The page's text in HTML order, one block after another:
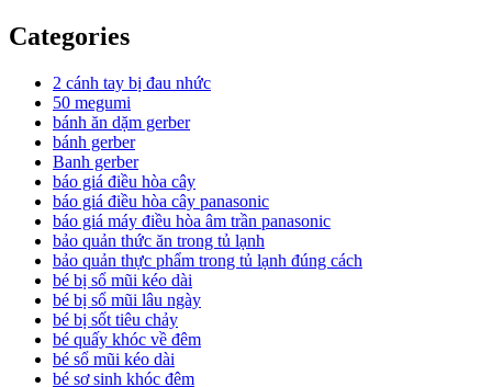
Categories
2 cánh tay bị đau nhức
50 megumi
bánh ăn dặm gerber
bánh gerber
Banh gerber
báo giá điều hòa cây
báo giá điều hòa cây panasonic
báo giá máy điều hòa âm trần panasonic
bảo quản thức ăn trong tủ lạnh
bảo quản thực phẩm trong tủ lạnh đúng cách
bé bị sổ mũi kéo dài
bé bị sổ mũi lâu ngày
bé bị sốt tiêu chảy
bé quấy khóc về đêm
bé sổ mũi kéo dài
bé sơ sinh khóc đêm